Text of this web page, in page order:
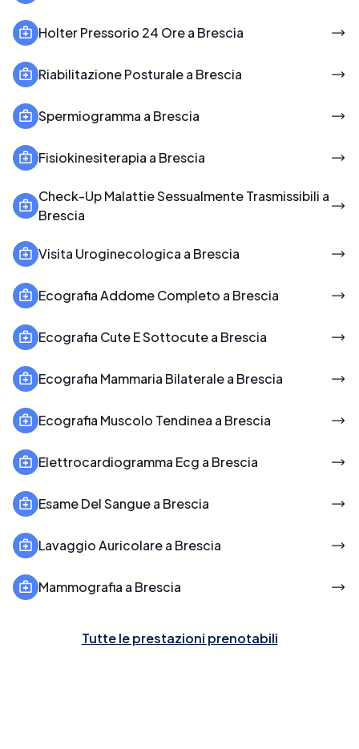
Holter Pressorio 24 Ore a Brescia
Riabilitazione Posturale a Brescia
Spermiogramma a Brescia
Fisiokinesiterapia a Brescia
Check-Up Malattie Sessualmente Trasmissibili a
Brescia
Visita Uroginecologica a Brescia
Ecografia Addome Completo a Brescia
Ecografia Cute E Sottocute a Brescia
Ecografia Mammaria Bilaterale a Brescia
Ecografia Muscolo Tendinea a Brescia
Elettrocardiogramma Ecg a Brescia
Esame Del Sangue a Brescia
Lavaggio Auricolare a Brescia
Mammografia a Brescia
Tutte le prestazioni prenotabili